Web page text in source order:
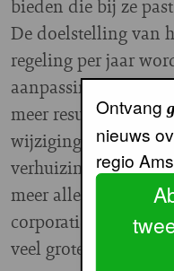
bieden die bij ze
De doelstelling van
regeling per jaar
aanpassing van de
meer resultaat
wijzigingen zijn dat
verhuizing niet
meer alleen naar
corporatie kunnen
veel groter.
Ontvang
nieuws
regio